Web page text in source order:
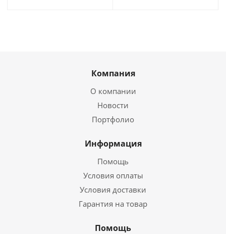
Компания
О компании
Новости
Портфолио
Информация
Помощь
Условия оплаты
Условия доставки
Гарантия на товар
Помощь